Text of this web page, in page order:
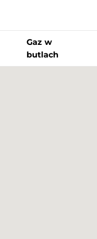
Gaz w
butlach